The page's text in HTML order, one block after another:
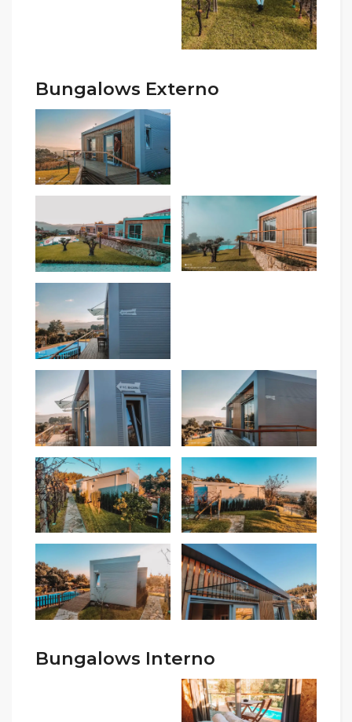
Bungalows Externo
Bungalows Interno